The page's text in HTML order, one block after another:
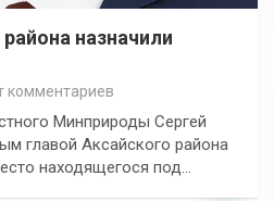
назначили
комментариев
Минприроды Сергей
главой Аксайского района
находящегося под…